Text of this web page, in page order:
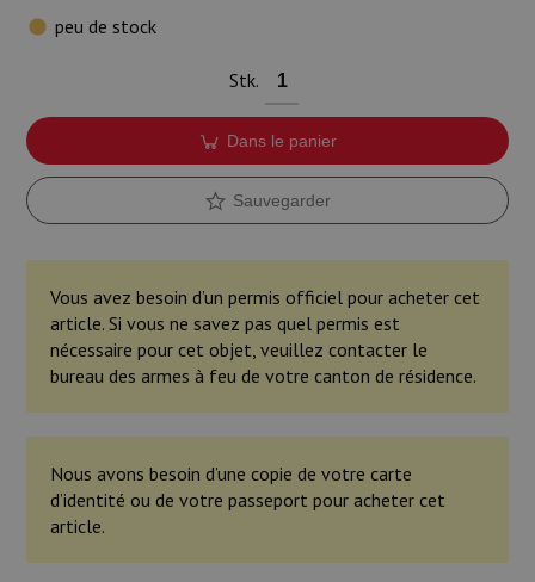
peu de stock
Stk.
Dans le panier
Sauvegarder
Vous avez besoin d’un permis officiel pour acheter cet
article. Si vous ne savez pas quel permis est
nécessaire pour cet objet, veuillez contacter le
bureau des armes à feu de votre canton de résidence.
Nous avons besoin d’une copie de votre carte
d’identité ou de votre passeport pour acheter cet
article.